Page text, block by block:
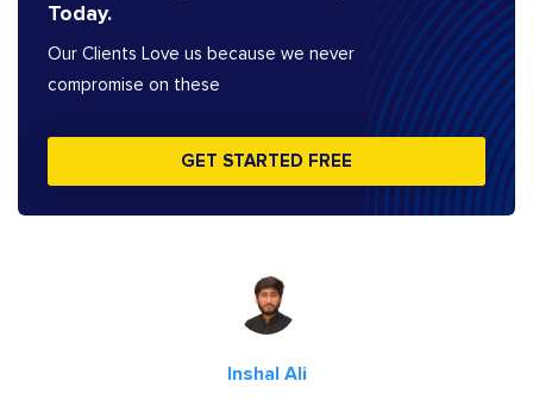
Today.
Our Clients Love us because we never
compromise on these
GET STARTED FREE
Inshal Ali